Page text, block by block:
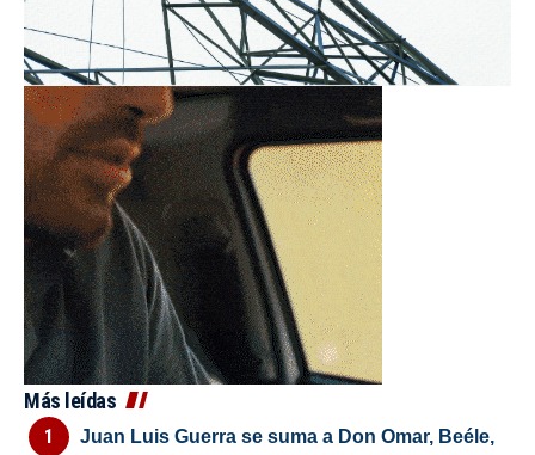
Más leídas
Juan Luis Guerra se suma a Don Omar, Beéle,